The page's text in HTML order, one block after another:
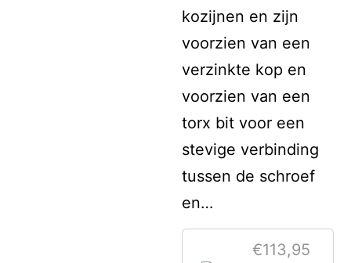
kozijnen en zijn
voorzien van een
verzinkte kop en
voorzien van een
torx bit voor een
stevige verbinding
tussen de schroef
en…
€113,95